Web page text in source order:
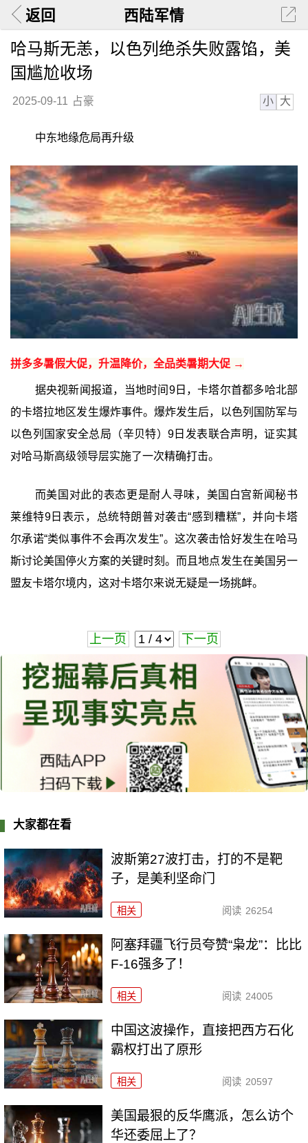
返回 西陆军情
哈马斯无恙，以色列绝杀失败露馅，美
国尴尬收场
2025-09-11 占豪 小 大
中东地缘危局再升级
拼多多暑假大促，升温降价，全品类暑期大促 →
据央视新闻报道，当地时间9日，卡塔尔首都多哈北部
的卡塔拉地区发生爆炸事件。爆炸发生后，以色列国防军与
以色列国家安全总局（辛贝特）9日发表联合声明，证实其
对哈马斯高级领导层实施了一次精确打击。
而美国对此的表态更是耐人寻味，美国白宫新闻秘书
莱维特9日表示，总统特朗普对袭击“感到糟糕”，并向卡塔
尔承诺“类似事件不会再次发生”。这次袭击恰好发生在哈马
斯讨论美国停火方案的关键时刻。而且地点发生在美国另一
盟友卡塔尔境内，这对卡塔尔来说无疑是一场挑衅。
上一页 下一页
大家都在看
波斯第27波打击，打的不是靶
子，是美利坚命门
相关 阅读 26254
阿塞拜疆飞行员夸赞“枭龙”：比比
F-16强多了！
相关 阅读 24005
中国这波操作，直接把西方石化
霸权打出了原形
相关 阅读 20597
美国最狠的反华鹰派，怎么访个
华还委屈上了？